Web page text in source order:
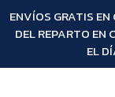
ENVÍOS GRATIS
DEL REPARTO EN
EL